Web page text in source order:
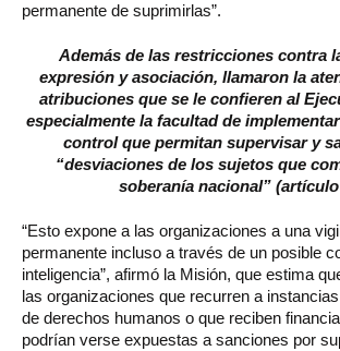
permanente de suprimirlas”.
Además de las restricciones contra
expresión y asociación, llamaron la
atribuciones que se le confieren al
especialmente la facultad de
control que permitan supervisar y
“desviaciones de los sujetos que
soberanía nacional” (artículo
“Esto expone a las organizaciones a una
permanente incluso a través de un posible
inteligencia”, afirmó la Misión, que estima
las organizaciones que recurren a
de derechos humanos o que reciben
podrían verse expuestas a sanciones por